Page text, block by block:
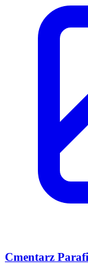
Cmentarz